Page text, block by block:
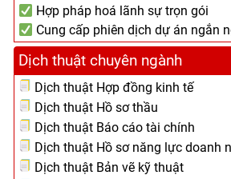
Hợp pháp hoá lãnh sự trọn gói
Cung cấp phiên dịch dự án ngắn
Dịch thuật chuyên ngành
Dịch thuật Hợp đồng kinh tế
Dịch thuật Hồ sơ thầu
Dịch thuật Báo cáo tài chính
Dịch thuật Hồ sơ năng lực doanh
Dịch thuật Bản vẽ kỹ thuật